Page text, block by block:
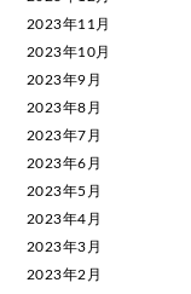
2023年11月
2023年10月
2023年9月
2023年8月
2023年7月
2023年6月
2023年5月
2023年4月
2023年3月
2023年2月